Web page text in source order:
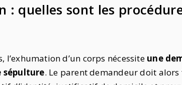
: quelles sont les
d’un corps nécessite une
sépulture. Le parent demandeur doit